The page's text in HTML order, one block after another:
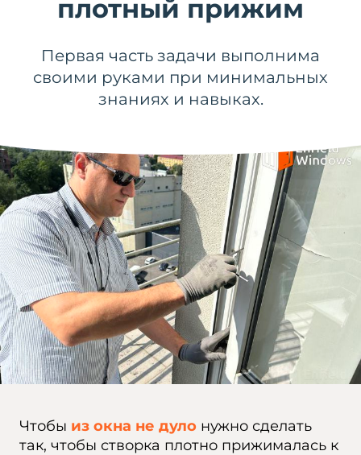
плотный прижим
Первая часть задачи выполнима
своими руками при минимальных
знаниях и навыках.
Чтобы из окна не дуло нужно сделать
так, чтобы створка плотно прижималась к